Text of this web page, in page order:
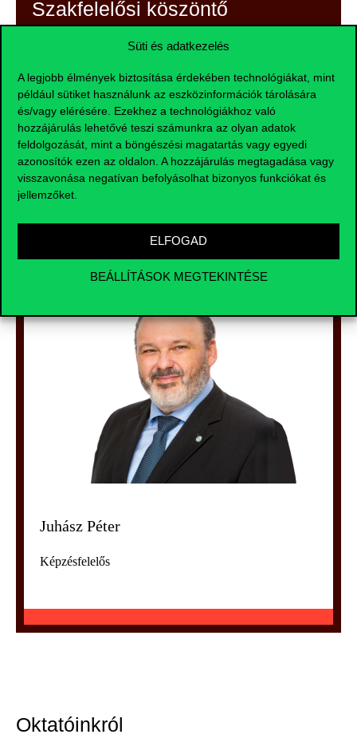
Süti és adatkezelés
A legjobb élmények biztosítása érdekében technológiákat, mint
például sütiket használunk az eszközinformációk tárolására
és/vagy elérésére. Ezekhez a technológiákhoz való
hozzájárulás lehetővé teszi számunkra az olyan adatok
feldolgozását, mint a böngészési magatartás vagy egyedi
azonosítók ezen az oldalon. A hozzájárulás megtagadása vagy
visszavonása negatívan befolyásolhat bizonyos funkciókat és
jellemzőket.
ELFOGAD
BEÁLLÍTÁSOK MEGTEKINTÉSE
Szakfelelősi köszöntő
Üdvözöllek a Projektértékelés és finanszírozás
Beruházási döntéseket kell hoznia? Egy projekt
jövőjének megítélése sosem egyszerű feladat, de a
megfelelő modellezési ismeretekkel és gyakorlati
tapasztalatok birtokában sokkal könnyebben vághat
bele. Képzésünk nemcsak általános modellezési
ismereteket nyújt, de rámutat az egyes iparágak
projektjeinek sajátosságaira és segít megérteni a
finanszírozók gondolkodásmódját is.
Juhász Péter
Képzésfelelős
Oktatóinkról